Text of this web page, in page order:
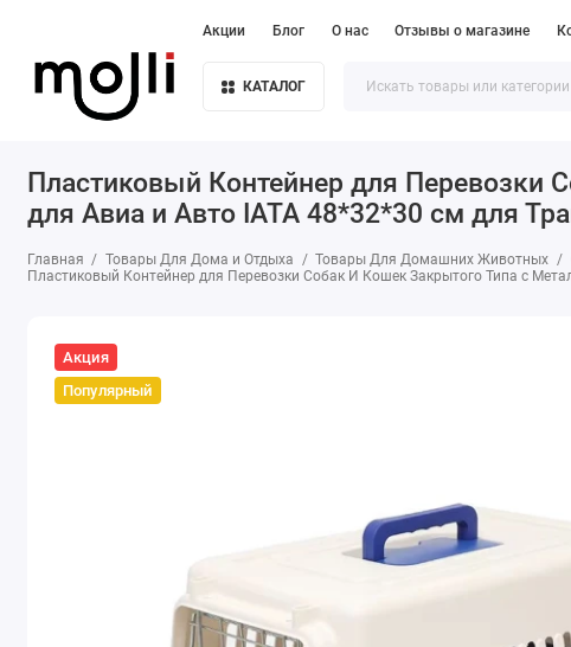
Акции Блог О нас Отзывы о магазине
КАТАЛОГ
Пластиковый Контейнер для Перевозки
для Авиа и Авто IATA 48*32*30 см для
Главная Товары Для Дома и Отдыха Товары Для Домашних Животных
Пластиковый Контейнер для Перевозки Собак И Кошек Закрытого Типа с
Акция
Популярный